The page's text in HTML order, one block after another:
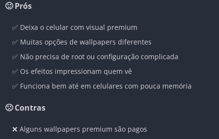
🙂 Prós
✅ Deixa o celular com visual premium
✅ Muitas opções de wallpapers diferentes
✅ Não precisa de root ou configuração complicada
✅ Os efeitos impressionam quem vê
✅ Funciona bem até em celulares com pouca memória
🙁 Contras
❌ Alguns wallpapers premium são pagos